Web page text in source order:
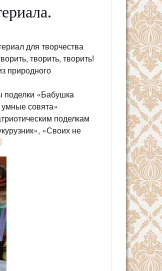
для творчества
творить, творить!
природного
поделки «Бабушка
совята»
поделкам
«Своих не